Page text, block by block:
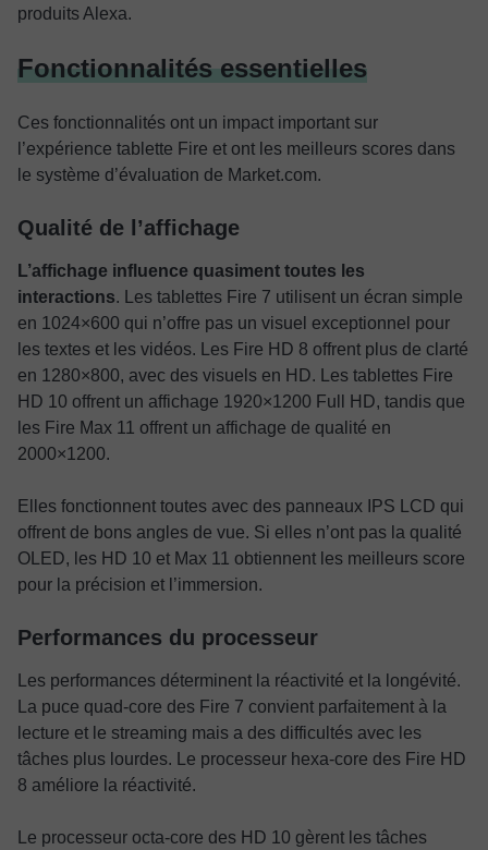
produits Alexa.
Fonctionnalités essentielles
Ces fonctionnalités ont un impact important sur
l’expérience tablette Fire et ont les meilleurs scores dans
le système d’évaluation de Market.com.
Qualité de l’affichage
L’affichage influence quasiment toutes les
interactions. Les tablettes Fire 7 utilisent un écran simple
en 1024×600 qui n’offre pas un visuel exceptionnel pour
les textes et les vidéos. Les Fire HD 8 offrent plus de clarté
en 1280×800, avec des visuels en HD. Les tablettes Fire
HD 10 offrent un affichage 1920×1200 Full HD, tandis que
les Fire Max 11 offrent un affichage de qualité en
2000×1200.
Elles fonctionnent toutes avec des panneaux IPS LCD qui
offrent de bons angles de vue. Si elles n’ont pas la qualité
OLED, les HD 10 et Max 11 obtiennent les meilleurs score
pour la précision et l’immersion.
Performances du processeur
Les performances déterminent la réactivité et la longévité.
La puce quad-core des Fire 7 convient parfaitement à la
lecture et le streaming mais a des difficultés avec les
tâches plus lourdes. Le processeur hexa-core des Fire HD
8 améliore la réactivité.
Le processeur octa-core des HD 10 gèrent les tâches